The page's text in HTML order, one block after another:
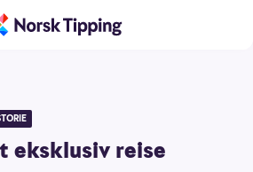
eksklusiv reise